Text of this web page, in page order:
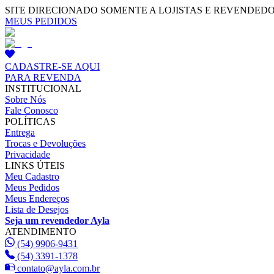
SITE DIRECIONADO SOMENTE A LOJISTAS E
MEUS PEDIDOS
CADASTRE-SE AQUI
PARA REVENDA
INSTITUCIONAL
Sobre Nós
Fale Conosco
POLÍTICAS
Entrega
Trocas e Devoluções
Privacidade
LINKS ÚTEIS
Meu Cadastro
Meus Pedidos
Meus Endereços
Lista de Desejos
Seja um revendedor Ayla
ATENDIMENTO
(54) 9906-9431
(54) 3391-1378
contato@ayla.com.br